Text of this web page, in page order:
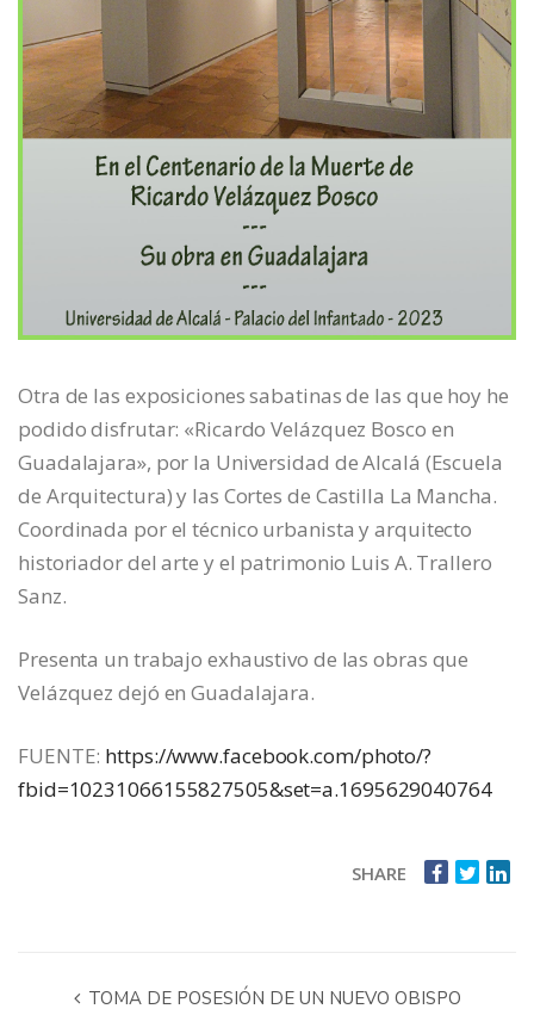
Otra de las exposiciones sabatinas de las que hoy he
podido disfrutar: «Ricardo Velázquez Bosco en
Guadalajara», por la Universidad de Alcalá (Escuela
de Arquitectura) y las Cortes de Castilla La Mancha.
Coordinada por el técnico urbanista y arquitecto
historiador del arte y el patrimonio Luis A. Trallero
Sanz.
Presenta un trabajo exhaustivo de las obras que
Velázquez dejó en Guadalajara.
FUENTE: https://www.facebook.com/photo/?
fbid=10231066155827505&set=a.1695629040764
SHARE
TOMA DE POSESIÓN DE UN NUEVO OBISPO